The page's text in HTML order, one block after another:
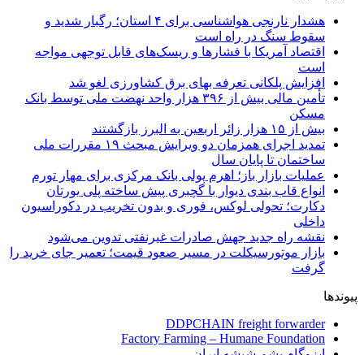
هشدار نارنجی هواشناسی برای ۴ استان؛ رگبار شدید و
سقوط سنگ در راه است
اقتصاد آمریکا با فشارها و ریسک‌های قابل توجهی مواجه
است
افزایش پلکانی تعرفه بهای برق کشاورزی لغو شد
تأمین مالی بیش از ۳۹۶ هزار واحد نهضت ملی توسط بانک
مسکن
بیش از ۱۵ هزار زائر اربعین به البرز بازگشتند
تمدید اجرای همزمان دو ویرایش مبحث ۱۹ مقررات ملی
ساختمان تا پایان سال
عملیات بازار باز؛ اهرم پولی بانک مرکزی برای مهار تورم
انواع قاب بندی دیوار با گچبری پیش ساخته پلی یورتان
دکارت؛ تحولی لوکس، فوری و بدون تخریب در دکوراسیون
داخلی
نقشه راه جدید جهش صادرات غیرنفتی تدوین می‌شود
بازار موتورسیکلت در مسیر صعود قیمت؛ تعمیر جای خرید را
گرفت
پیوندها
DDPCHAIN freight forwarder
Factory Farming – Humane Foundation